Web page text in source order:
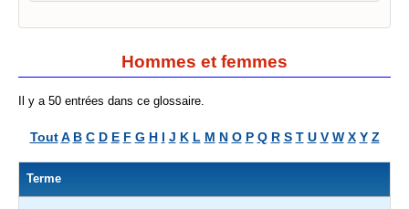
Hommes et femmes
Il y a 50 entrées dans ce glossaire.
Tout A B C D E F G H I J K L M N O P Q R S T U V W X Y Z
Terme